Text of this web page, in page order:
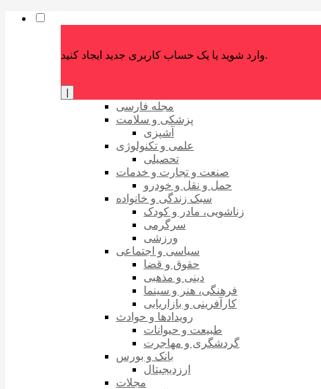
وارد شوید یا یک حساب کاربری جدید ایجاد کنید.
مجله فارسی
پزشکی و سلامت
آشپزی
علمی و تکنولوژی
تحصیلی
صنعت و تجارت و خدمات
حمل و نقل و خودرو
سبک زندگی و خانواده
زناشویی، مادر و کودک
سرگرمی
ورزشی
سیاسی و اجتماعی
حقوق و قضا
دینی و مذهبی
فرهنگی، هنر و سینما
کارآفرینی و بازاریابی
رویدادها و حوادث
طبیعت و حیوانات
گردشگری و مهاجرت
بانک و بورس
ارزدیجیتال
مجلات